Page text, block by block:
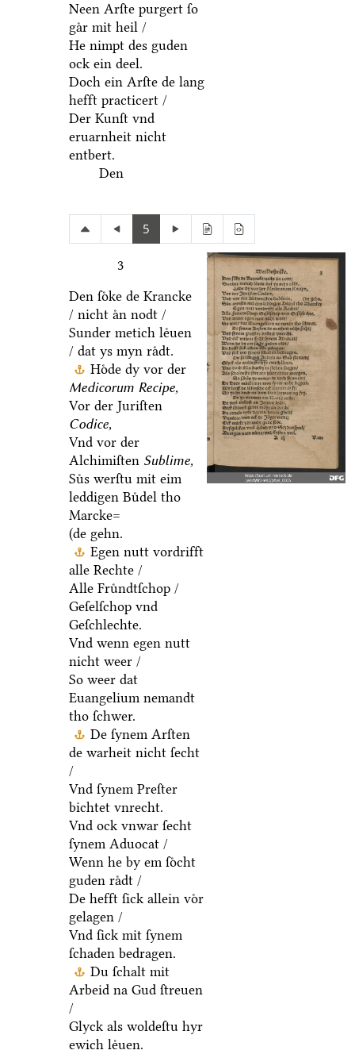
Neen Arſte purgert ſo
gaͤr mit heil /
He nimpt des guden
ock ein deel.
Doch ein Arſte de lang
hefft practicert /
Der Kunſt vnd
eruarnheit nicht
entbert.
Den
5
3
Den ſoͤke de Krancke
/ nicht aͤn nodt /
Sunder metich leͤuen
/ dat ys myn raͤdt.
Hoͤde dy vor der
Medicorum Recipe,
Vor der Juriſten
Codice,
Vnd vor der
Alchimiſten Sublime,
Suͤs werſtu mit eim
leddigen Buͤdel tho
Marcke=
(de gehn.
Egen nutt vordrifft
alle Rechte /
Alle Fruͤndtſchop /
Geſelſchop vnd
Geſchlechte.
Vnd wenn egen nutt
nicht weer /
So weer dat
Euangelium nemandt
tho ſchwer.
De ſynem Arſten
de warheit nicht ſecht
/
Vnd ſynem Preſter
bichtet vnrecht.
Vnd ock vnwar ſecht
ſynem Aduocat /
Wenn he by em ſoͤcht
guden raͤdt /
De hefft ſick allein voͤr
gelagen /
Vnd ſick mit ſynem
ſchaden bedragen.
Du ſchalt mit
Arbeid na Gud ſtreuen
/
Glyck als woldeſtu hyr
ewich leͤuen.